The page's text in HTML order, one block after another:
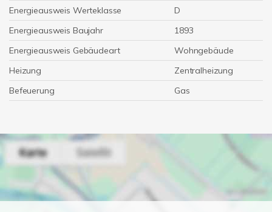
Energieausweis Werteklasse
D
Energieausweis Baujahr
1893
Energieausweis Gebäudeart
Wohngebäude
Heizung
Zentralheizung
Befeuerung
Gas